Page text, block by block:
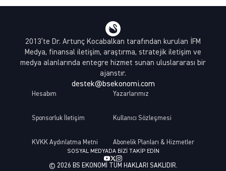
2013’te Dr. Artunç Kocabalkan tarafından kurulan İFM
Medya, finansal iletişim, araştırma, stratejik iletişim ve
medya alanlarında entegre hizmet sunan uluslararası bir
ajanstır.
destek@bsekonomi.com
Hesabım Yazarlarımız
Sponsorluk İletişim Kullanıcı Sözleşmesi
KVKK Aydınlatma Metni Abonelik Planları & Hizmetler
SOSYAL MEDYADA BIZI TAKIP EDIN
© 2026 BS EKONOMI TÜM HAKLARI SAKLIDIR.